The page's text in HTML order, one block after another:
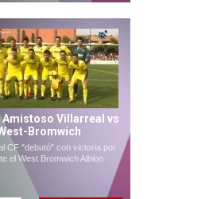
Amistoso Villarreal vs
Bromwich
CF "debutó" con victoria por
el West Bromwich Albion